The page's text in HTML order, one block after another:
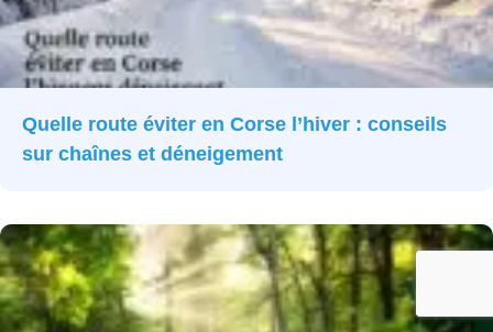
Quelle route éviter en Corse l’hiver : conseils
sur chaînes et déneigement